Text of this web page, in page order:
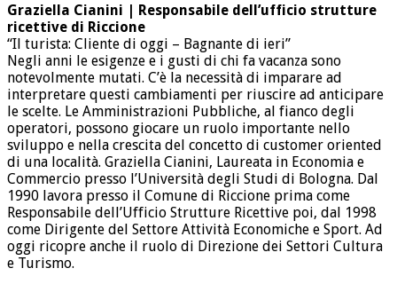
Graziella Cianini | Responsabile dell’ufficio strutture
ricettive di Riccione
“Il turista: Cliente di oggi – Bagnante di ieri”
Negli anni le esigenze e i gusti di chi fa vacanza sono
notevolmente mutati. C’è la necessità di imparare ad
interpretare questi cambiamenti per riuscire ad anticipare
le scelte. Le Amministrazioni Pubbliche, al fianco degli
operatori, possono giocare un ruolo importante nello
sviluppo e nella crescita del concetto di customer oriented
di una località. Graziella Cianini, Laureata in Economia e
Commercio presso l’Università degli Studi di Bologna. Dal
1990 lavora presso il Comune di Riccione prima come
Responsabile dell’Ufficio Strutture Ricettive poi, dal 1998
come Dirigente del Settore Attività Economiche e Sport. Ad
oggi ricopre anche il ruolo di Direzione dei Settori Cultura
e Turismo.